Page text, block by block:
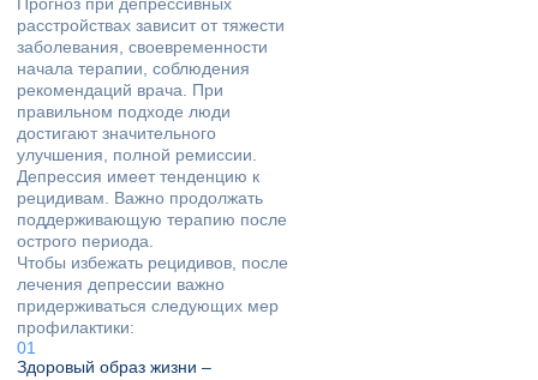
Прогноз при депрессивных
расстройствах зависит от тяжести
заболевания, своевременности
начала терапии, соблюдения
рекомендаций врача. При
правильном подходе люди
достигают значительного
улучшения, полной ремиссии.
Депрессия имеет тенденцию к
рецидивам. Важно продолжать
поддерживающую терапию после
острого периода.
Чтобы избежать рецидивов, после
лечения депрессии важно
придерживаться следующих мер
профилактики:
Здоровый образ жизни –